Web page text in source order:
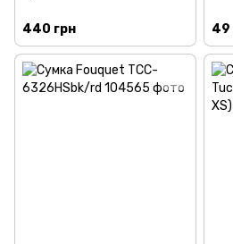
440 грн 49